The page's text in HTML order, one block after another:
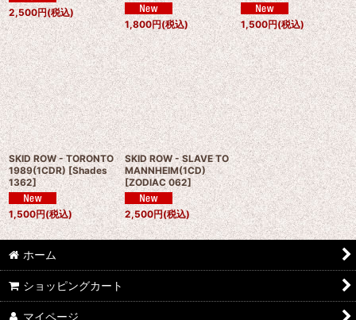
2,500円(税込)
1,800円(税込) 1,500円(税込)
SKID ROW - TORONTO
1989(1CDR) [Shades
1362]
1,500円(税込)
SKID ROW - SLAVE TO
MANNHEIM(1CD)
[ZODIAC 062]
2,500円(税込)
ホーム
ショッピングカート
マイページ